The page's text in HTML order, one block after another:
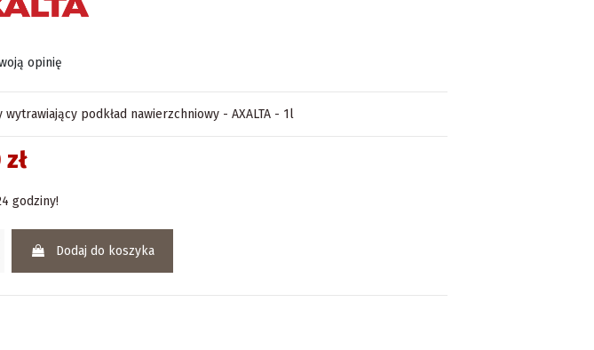
opinię
wytrawiający podkład nawierzchniowy - AXALTA - 1l
godziny!
Dodaj do koszyka